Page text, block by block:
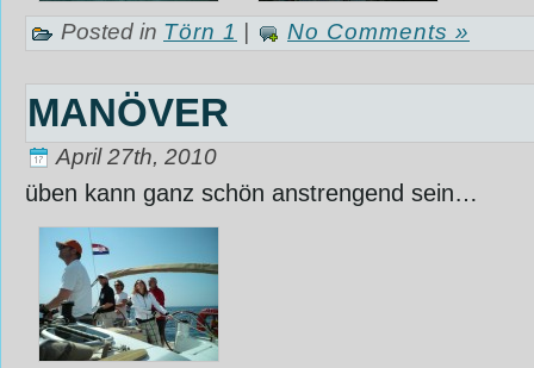
Posted in Törn 1 No Comments »
MANÖVER
April 27th, 2010
üben kann ganz schön anstrengend sein…